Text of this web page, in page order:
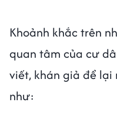
Khoảnh khắc trên
quan tâm của cư
viết, khán giả để lại
như: